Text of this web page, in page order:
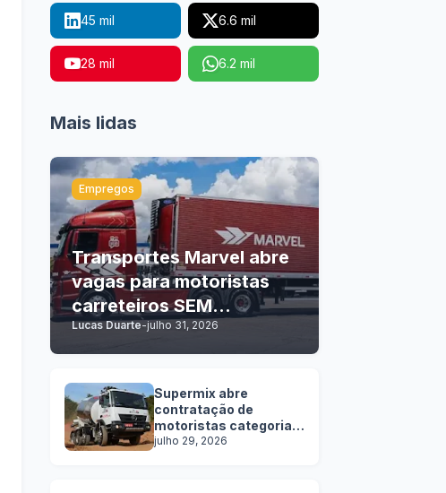
45 mil 6.6 mil
28 mil 6.2 mil
Mais lidas
Empregos
Transportes Marvel abre
vagas para motoristas
carreteiros SEM
EXPERIÊNCIA
Lucas Duarte-julho 31, 2026
Supermix abre
contratação de
motoristas categoria
C, D e E
julho 29, 2026